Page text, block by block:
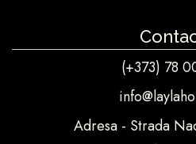
(+373) 78
Adresa - Strada